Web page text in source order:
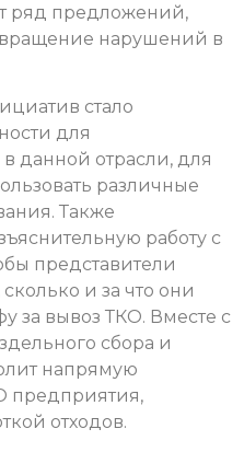
ряд предложений,
нарушений в
стало
для
данной отрасли, для
различные
Также
работу с
представители
и за что они
за вывоз ТКО. Вместе с
сбора и
напрямую
предприятия,
отходов.